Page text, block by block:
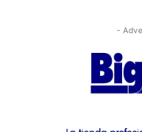
-